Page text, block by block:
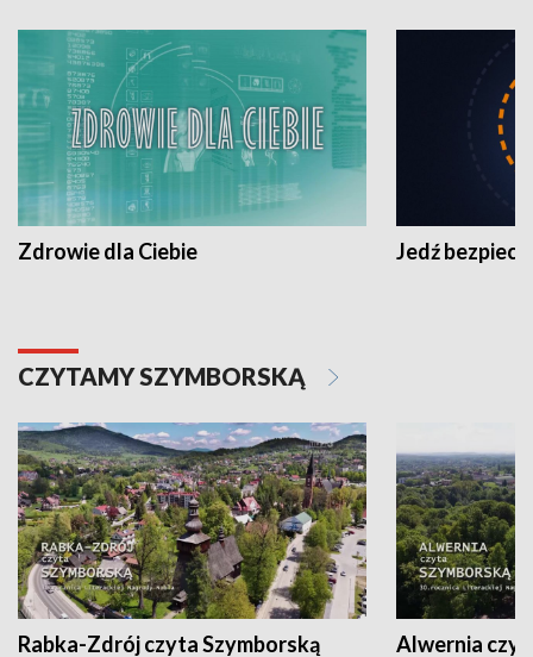
Zdrowie dla Ciebie Jedź
CZYTAMY SZYMBORSKĄ
Rabka-Zdrój czyta Szymborską Alwernia